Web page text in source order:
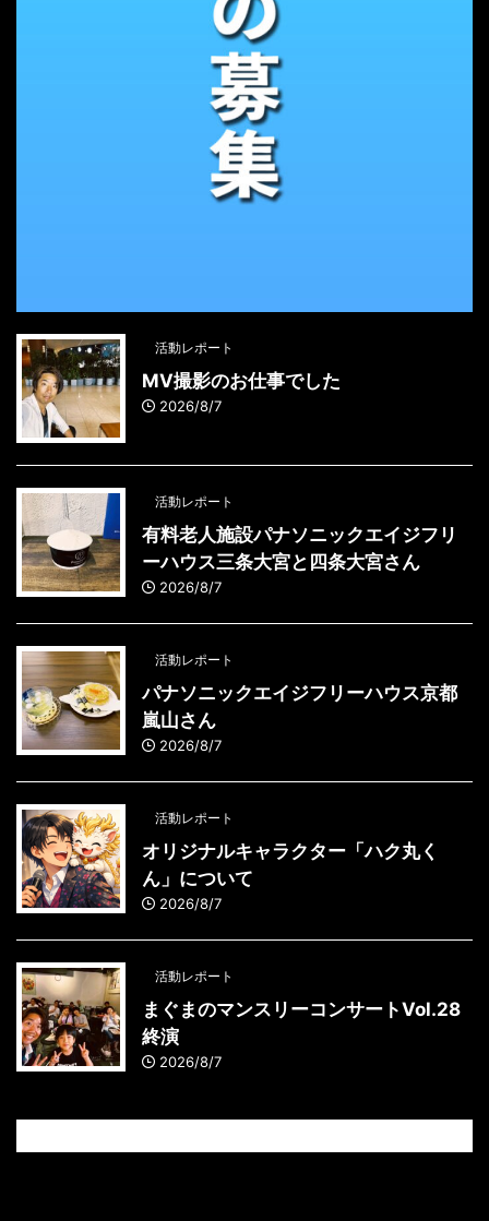
活動レポート
MV撮影のお仕事でした
2026/8/7
活動レポート
有料老人施設パナソニックエイジフリ
ーハウス三条大宮と四条大宮さん
2026/8/7
活動レポート
パナソニックエイジフリーハウス京都
嵐山さん
2026/8/7
活動レポート
オリジナルキャラクター「ハク丸く
ん」について
2026/8/7
活動レポート
まぐまのマンスリーコンサートVol.28
終演
2026/8/7